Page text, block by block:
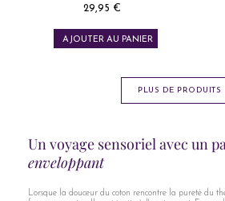
Prix
29,95 €
AJOUTER AU PANIER
PLUS DE PRODUITS
Un voyage sensoriel avec un
enveloppant
Lorsque la douceur du coton rencontre la pureté du